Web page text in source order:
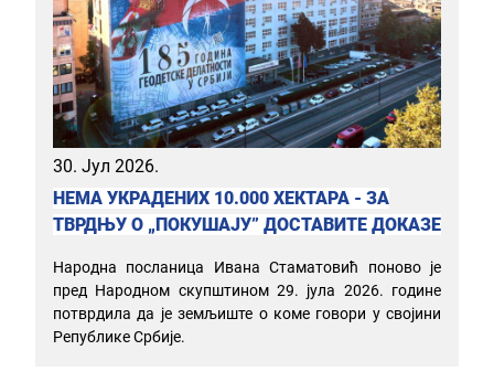
30. Јул 2026.
НЕМА УКРАДЕНИХ 10.000 ХЕКТАРА - ЗА
ТВРДЊУ О „ПОКУШАЈУ” ДОСТАВИТЕ ДОКАЗЕ
Народна посланица Ивана Стаматовић поново је
пред Народном скупштином 29. јула 2026. године
потврдила да је земљиште о коме говори у својини
Републике Србије.